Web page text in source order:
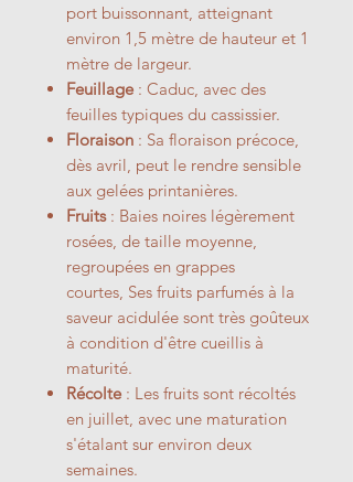
port buissonnant, atteignant
environ 1,5 mètre de hauteur et 1
mètre de largeur.
Feuillage : Caduc, avec des
feuilles typiques du cassissier.
Floraison : Sa floraison précoce,
dès avril, peut le rendre sensible
aux gelées printanières.
Fruits: Baies noires légèrement
rosées, de taille moyenne,
regroupées en grappes
courtes, Ses fruits parfumés à la
saveur acidulée sont très goûteux
à condition d'être cueillis à
maturité.
Récolte : Les fruits sont récoltés
en juillet, avec une maturation
s'étalant sur environ deux
semaines.